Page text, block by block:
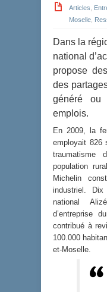
Articles
Moselle
Dans la
national
propose
des
généré ou
emplois.
En 2009, la
employait 826
traumatisme
population
Michelin
industriel.
national
d’entreprise
contribué à
100.000
et-Moselle.